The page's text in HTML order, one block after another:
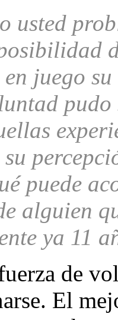
usted
en juego
puede
alguien
ya 11
de
El